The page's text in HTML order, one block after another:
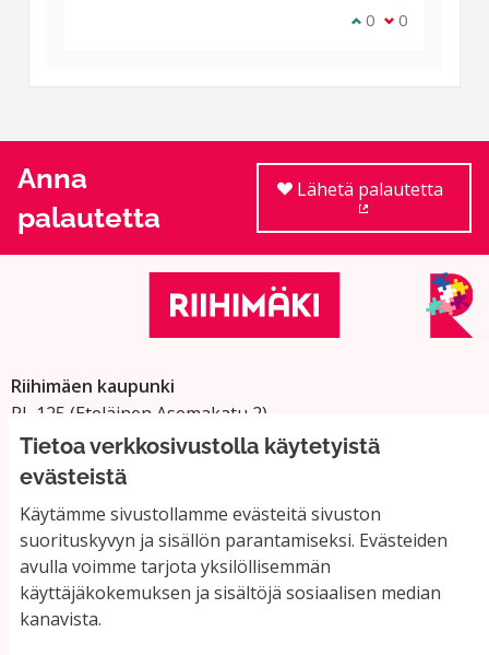
Tietoa verkkosivustolla käytetyistä
evästeistä
Käytämme sivustollamme evästeitä sivuston
suorituskyvyn ja sisällön parantamiseksi. Evästeiden
avulla voimme tarjota yksilöllisemmän
käyttäjäkokemuksen ja sisältöjä sosiaalisen median
kanavista.
Olen samaa
0 Olen eri
0
Anna
palautetta
Lähetä palautetta
Riihimäen kaupunki
PL 125 (Eteläinen Asemakatu 2)
11101 Riihimäki
Vaihde: 019 758 4000
Sähköpostiosoitteet:
etunimi.sukunimi@riihimaki.fi
Yhteystiedot ja usein kysyttyä
Käyttöehdot